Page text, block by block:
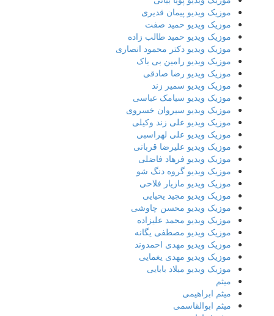
موزیک ویدیو پیمان قدیری
موزیک ویدیو حمید صفت
موزیک ویدیو حمید طالب زاده
موزیک ویدیو دکتر محمود انصاری
موزیک ویدیو رامین بی باک
موزیک ویدیو رضا صادقی
موزیک ویدیو سمیر زند
موزیک ویدیو سیامک عباسی
موزیک ویدیو سیروان خسروی
موزیک ویدیو علی زند وکیلی
موزیک ویدیو علی لهراسبی
موزیک ویدیو علیرضا قربانی
موزیک ویدیو فرهاد فاضلی
موزیک ویدیو گروه دنگ شو
موزیک ویدیو مازیار فلاحی
موزیک ویدیو مجید یحیایی
موزیک ویدیو محسن چاوشی
موزیک ویدیو محمد علیزاده
موزیک ویدیو مصطفی یگانه
موزیک ویدیو مهدی احمدوند
موزیک ویدیو مهدی یغمایی
موزیک ویدیو میلاد بابایی
میثم
میثم ابراهیمی
میثم ابوالقاسمی